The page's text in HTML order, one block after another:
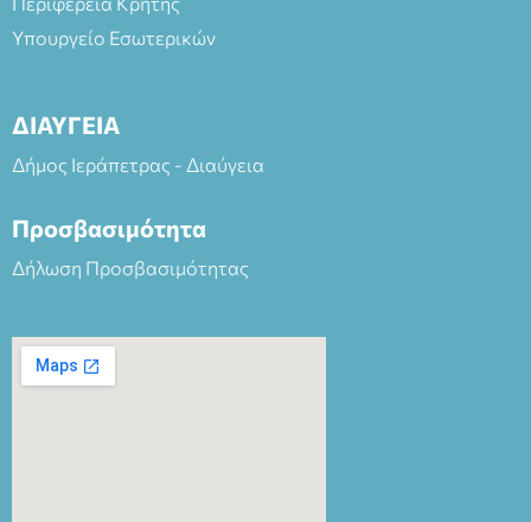
Υπουργείο Εσωτερικών
ΔΙΑΥΓΕΙΑ
Δήμος Ιεράπετρας - Διαύγεια
Προσβασιμότητα
Δήλωση Προσβασιμότητας